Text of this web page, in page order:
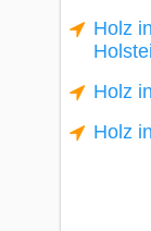
Holz
Holz
Holz